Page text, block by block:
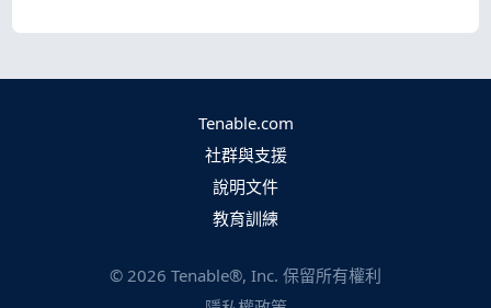
Tenable.com
社群與支援
說明文件
教育訓練
© 2026 Tenable®, Inc. 保留所有權利